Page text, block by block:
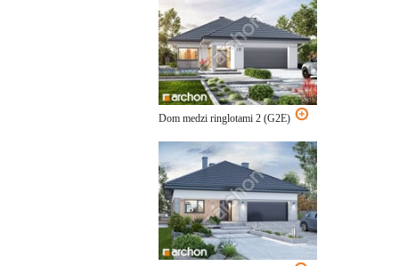
Dom medzi ringlotami 2 (G2E)